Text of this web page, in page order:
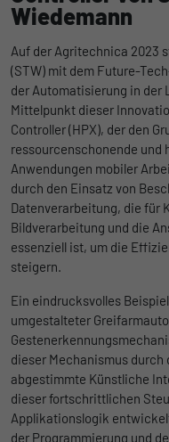
Wiedemann
Auf der Agritechnica 2023
(STW) mit dem Future-
der Automatisierung in
Mittelpunkt dieser
Controller (HPX), der den
ressourcenschonende
Anwendungen mobiler
durch den Einsatz von
Datenverarbeitung, die für
Bildverarbeitung und die
essenziell ist, um die
steigern.
Ein eindrucksvolles
umgestalteter
dieser Mechanismus durch
abgestimmte Künstliche
dieser fortschrittlichen
Applikationslogik
der Programmierung und